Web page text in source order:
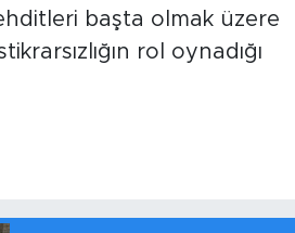
başta olmak üzere
rol oynadığı